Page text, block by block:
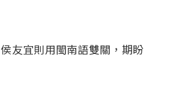
友宜則用閩南語雙關，期盼